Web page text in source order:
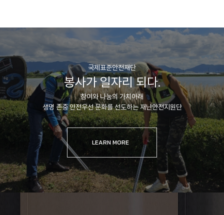
국제표준안전재단
봉사가 일자리 되다.
참여와 나눔의 가치아래
생명 존중 안전우선 문화를 선도하는 재난안전지원단
LEARN MORE